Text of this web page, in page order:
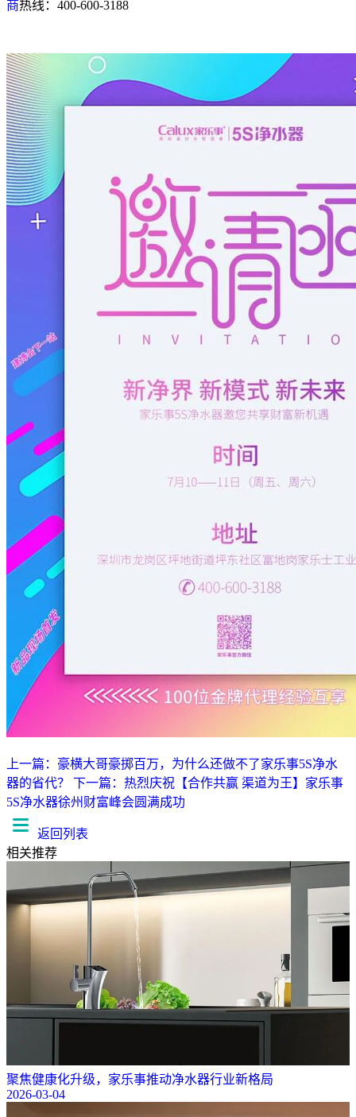
商热线：400-600-3188
上一篇：豪横大哥豪掷百万，为什么还做不了家乐事5S净水
器的省代？
下一篇：热烈庆祝【合作共赢 渠道为王】家乐事
5S净水器徐州财富峰会圆满成功
返回列表
相关推荐
聚焦健康化升级，家乐事推动净水器行业新格局
2026-03-04